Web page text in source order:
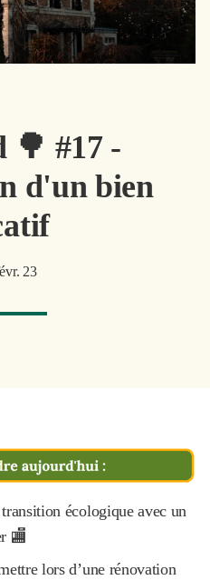
🌳 #17 -
d'un bien
23
écologique avec un
🏬
lors d’une rénovation